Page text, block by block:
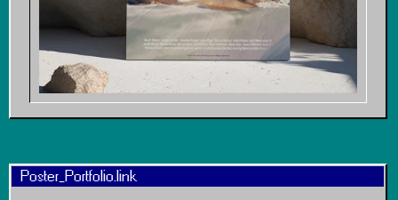
Poster_Portfolio.link